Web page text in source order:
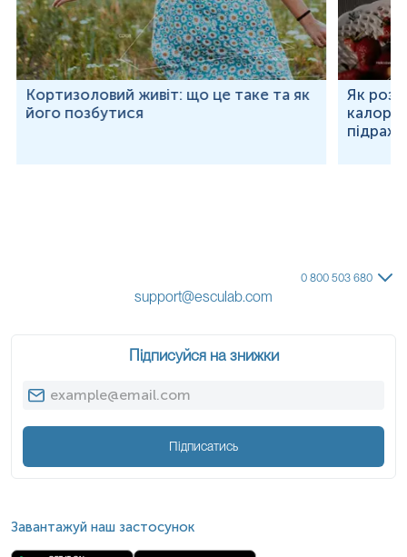
Кортизоловий живіт: що це таке та як
його позбутися
Як
0 800 503 680
support@esculab.com
Підписуйся на знижки
Підписатись
Завантажуй наш застосунок